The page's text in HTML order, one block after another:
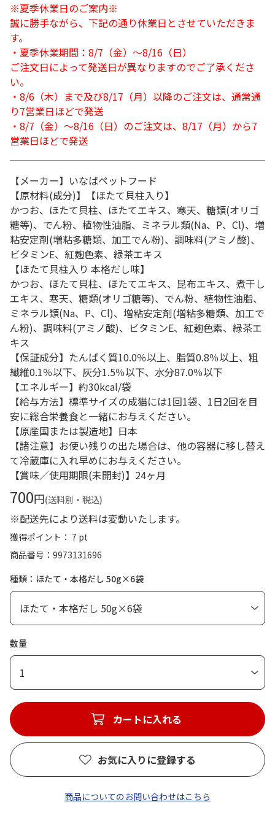
※夏季休業日のご案内※
誠に勝手ながら、下記の通り休業日とさせていただきま
す。
・夏季休業期間：8/7（金）～8/16（日）
ご注文日によって発送日が異なりますのでご了承くださ
い。
・8/6（木）まで及び8/17（月）以降のご注文は、通常通
り7営業日ほどで発送
・8/7（金）～8/16（日）のご注文は、8/17（月）から7
営業日ほどで発送
【メーカー】いなばペットフード
【原材料(成分)】【ほたて貝柱入り】
かつお、ほたて貝柱、ほたてエキス、寒天、糖類(オリゴ
糖等)、でん粉、植物性油脂、ミネラル類(Na、P、Cl)、増
粘安定剤(増粘多糖類、加工でん粉)、調味料(アミノ酸)、
ビタミンE、紅麹色素、緑茶エキス
【ほたて貝柱入り 本格だし味】
かつお、ほたて貝柱、ほたてエキス、昆布エキス、煮干し
エキス、寒天、糖類(オリゴ糖等)、でん粉、植物性油脂、
ミネラル類(Na、P、Cl)、増粘安定剤(増粘多糖類、加工で
ん粉)、調味料(アミノ酸)、ビタミンE、紅麹色素、緑茶エ
キス
【保証成分】たんぱく質10.0％以上、脂質0.8％以上、粗
繊維0.1％以下、灰分1.5％以下、水分87.0％以下
【エネルギー】約30kcal/袋
【給与方法】標準サイズの成猫には1回1袋、1日2回を目
安に総合栄養食と一緒にお与えください。
【原産国または製造地】日本
【諸注意】お使い残りの出た場合は、他の容器に移し替え
て冷蔵庫に入れ早めにお与えください。
【賞味／使用期限(未開封)】24ヶ月
700円(送料別・税込)
※配送先により送料は変動いたします。
獲得ポイント： 7 pt
商品番号
9973131696
種類：ほたて・本格だし 50g×6袋
数量
1
カートに入れる
お気に入りに登録する
商品についてのお問い合わせはこちら